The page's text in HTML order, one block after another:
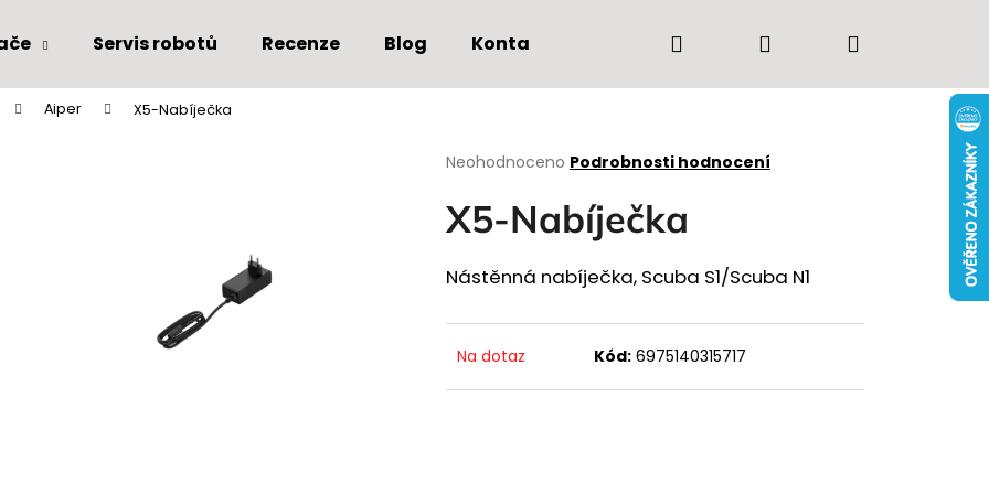
Servis robotů Recenze Blog Kontakt Tel.: 603 935 755 Přihlášení
Aiper X5-Nabíječka
Průměrné
produktu
je
z
5
Neohodnoceno Podrobnosti hodnocení
X5-Nabíječka
Nástěnná nabíječka, Scuba S1/Scuba N1
Na dotaz Kód: 6975140315717
Co potřebujete najít?
Doporučujeme